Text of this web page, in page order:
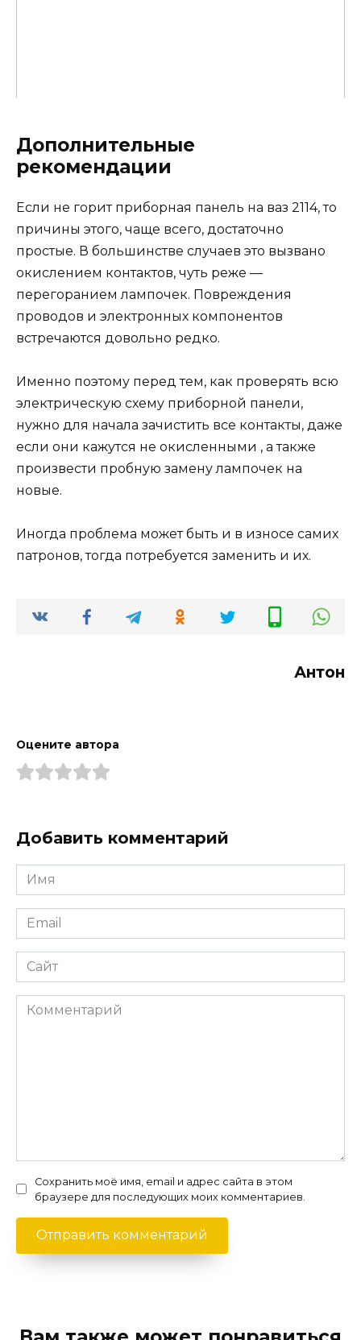
Дополнительные
рекомендации
Если не горит приборная панель на ваз 2114, то
причины этого, чаще всего, достаточно
простые. В большинстве случаев это вызвано
окислением контактов, чуть реже —
перегоранием лампочек. Повреждения
проводов и электронных компонентов
встречаются довольно редко.
Именно поэтому перед тем, как проверять всю
электрическую схему приборной панели,
нужно для начала зачистить все контакты, даже
если они кажутся не окисленными , а также
произвести пробную замену лампочек на
новые.
Иногда проблема может быть и в износе самих
патронов, тогда потребуется заменить и их.
Антон
Оцените автора
Добавить комментарий
Имя
*
Email
*
Сайт
Комментарий
Сохранить моё имя, email и адрес сайта в этом
браузере для последующих моих комментариев.